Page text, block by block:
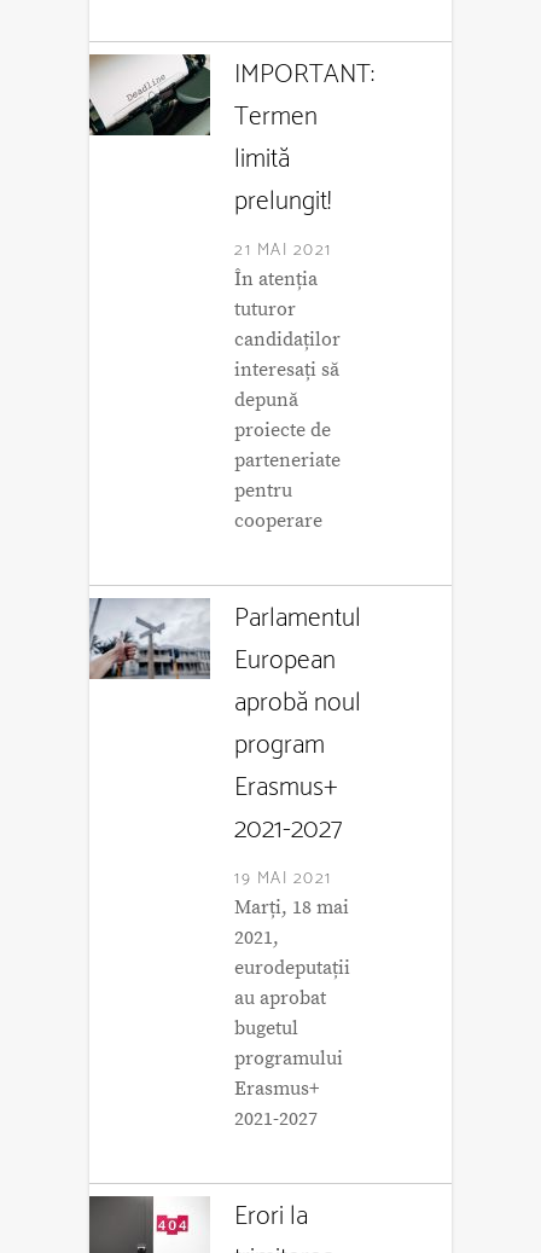
IMPORTANT:
Termen
limită
prelungit!
21 MAI 2021
În atenția
tuturor
candidaților
interesați să
depună
proiecte de
parteneriate
pentru
cooperare
Parlamentul
European
aprobă noul
program
Erasmus+
2021-2027
19 MAI 2021
Marți, 18 mai
2021,
eurodeputații
au aprobat
bugetul
programului
Erasmus+
2021-2027
Erori la